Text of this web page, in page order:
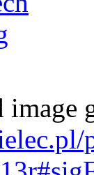
image